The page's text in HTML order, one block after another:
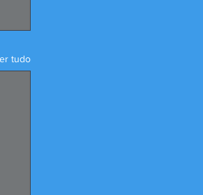
tudo